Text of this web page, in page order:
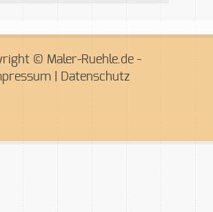
© Maler-Ruehle.de -
| Datenschutz